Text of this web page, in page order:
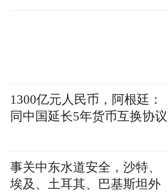
1300亿元人民币，阿根廷：
同中国延长5年货币互换协议
事关中东水道安全，沙特、
埃及、土耳其、巴基斯坦外